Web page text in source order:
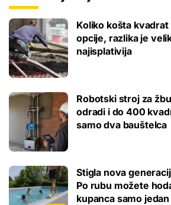
Koliko košta
opcije, razlika je
najisplativija
Robotski stroj za
odradi i do 400
samo dva bauštelca
Stigla nova
Po rubu možete
kupanca samo